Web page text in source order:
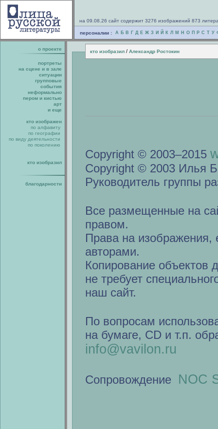
на 09.08.26 сайт содержит 3276 изображений 873
персоналии : А Б В Г Д Е Ж З И Й К Л М Н О П Р С Т У
о проекте кто изобразил / Александр Ростокин
портреты
на сцене и в зале
ситуации
групповые
события
неформально
пером и кистью
арт
и еще
кто изображен
по алфавиту
по географии
по виду деятельности
по поколению
кто изобразил
благодарности
Copyright © 2003–2015
Copyright © 2003 Илья
Руководитель группы
Все размещенные на
правом.
Права на изображения,
авторами.
Копирование объектов
не требует
наш сайт.
По вопросам
на бумаге, CD и т.п.
info@vavilon.ru
Сопровождение NOC